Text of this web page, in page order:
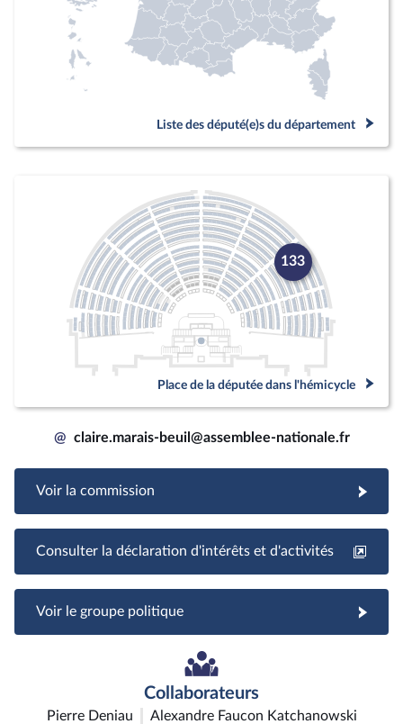
Liste des député(e)s du département
133
Place de la députée dans l'hémicycle
@ claire.marais-beuil@assemblee-nationale.fr
Voir la commission
Consulter la déclaration d'intérêts et d'activités
Voir le groupe politique
Collaborateurs
Pierre Deniau
Alexandre Faucon Katchanowski